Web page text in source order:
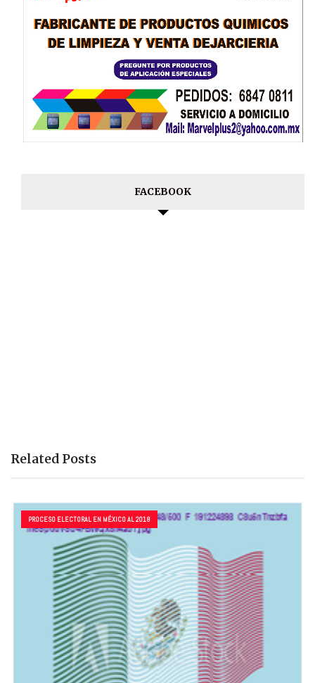
FACEBOOK
Related Posts
PROCESO ELECTORAL EN MÉXICO AL 2018